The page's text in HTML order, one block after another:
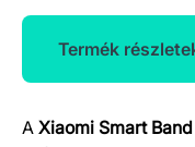
Termék
A Xiaomi Smart